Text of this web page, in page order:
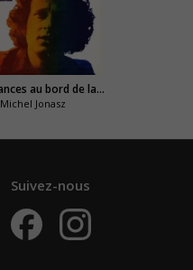
Les vacances au bord de la mer
Michel Jonasz
Suivez-nous